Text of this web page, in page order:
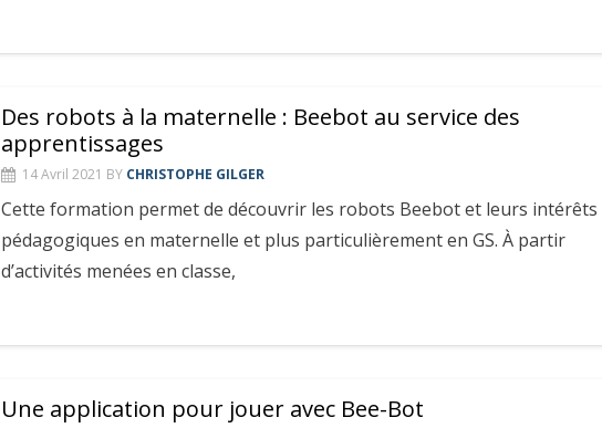
Des robots à la maternelle : Beebot au service des
apprentissages
14 Avril 2021 BY CHRISTOPHE GILGER
Cette formation permet de découvrir les robots Beebot et leurs intérêts
pédagogiques en maternelle et plus particulièrement en GS. À partir
d’activités menées en classe,
Une application pour jouer avec Bee-Bot